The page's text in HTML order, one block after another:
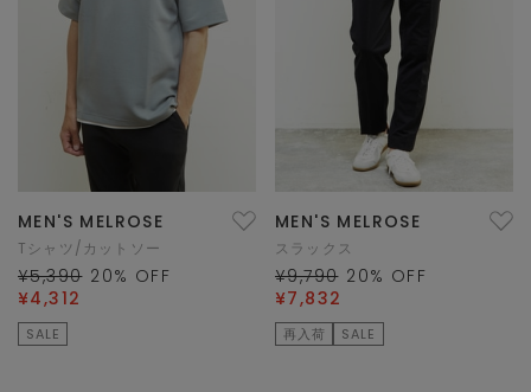
MEN'S MELROSE
Tシャツ/カットソー
¥5,390 20% OFF
¥4,312
SALE
MEN'S MELROSE
スラックス
¥9,790 20% OFF
¥7,832
再入荷 SALE